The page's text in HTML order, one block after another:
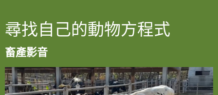
尋找自己的動物方程式
畜產影音